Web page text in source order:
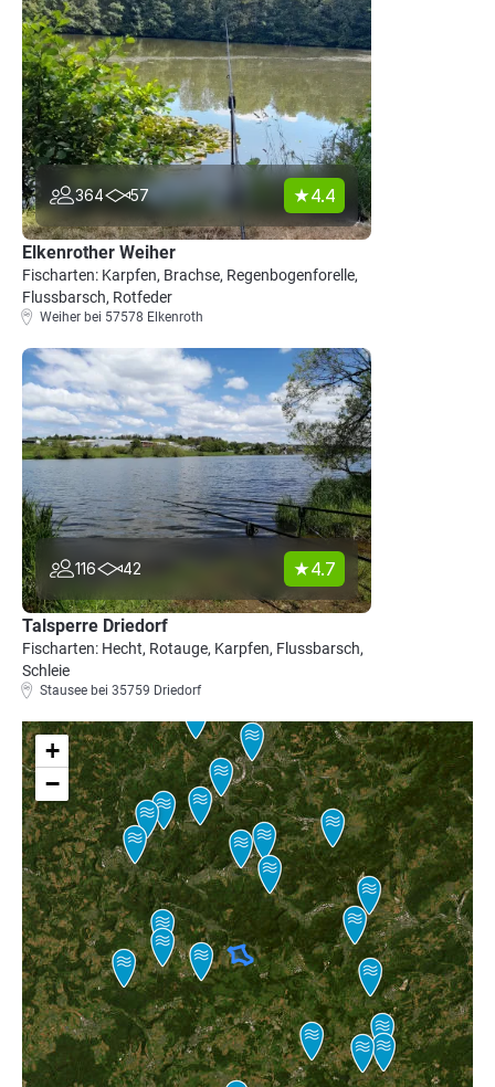
364 57 4.4
Elkenrother Weiher
Fischarten: Karpfen, Brachse, Regenbogenforelle,
Flussbarsch, Rotfeder
Weiher bei 57578 Elkenroth
116 42 4.7
Talsperre Driedorf
Fischarten: Hecht, Rotauge, Karpfen, Flussbarsch,
Schleie
Stausee bei 35759 Driedorf
+
−